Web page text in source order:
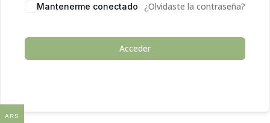
Mantenerme conectado ¿Olvidaste la contraseña?
Acceder
ARS